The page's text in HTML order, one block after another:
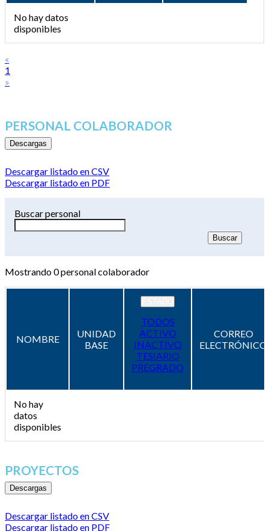
No hay datos
disponibles
«
1
»
PERSONAL COLABORADOR
Descargas
Descargar listado en CSV
Descargar listado en PDF
Buscar personal
Mostrando0personal colaborador
NOMBRE
UNIDAD
BASE
TODOS
ACTIVO
INACTIVO
TESIARIO
PREGRADO
CORREO
ELECTRÓNICO
No hay
datos
disponibles
PROYECTOS
Descargas
Descargar listado en CSV
Descargar listado en PDF